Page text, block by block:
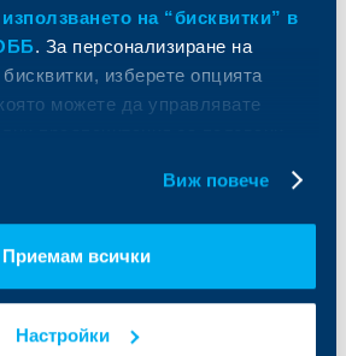
на “бисквитки” в
. За персонализиране на
изберете опцията
можете да управлявате
Виж повече
Приемам всички
Настройки
Групата на KBC
ОББ Пенсионно осигуряване
ОББ Застрахователен брокер
Условия за ползване на сайта